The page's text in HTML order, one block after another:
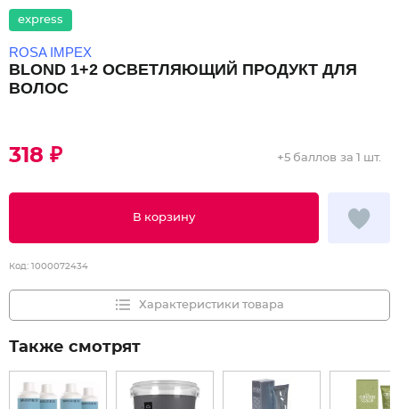
express
ROSA IMPEX
BLOND 1+2 ОСВЕТЛЯЮЩИЙ ПРОДУКТ ДЛЯ
ВОЛОС
318 ₽
В корзину
+5 баллов за 1 шт.
Код: 1000072434
Характеристики товара
Также смотрят